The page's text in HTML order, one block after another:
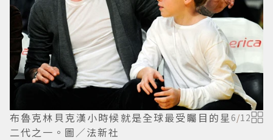
布魯克林貝克漢小時候就是全球最受矚目的星
二代之一。圖／法新社
6/12